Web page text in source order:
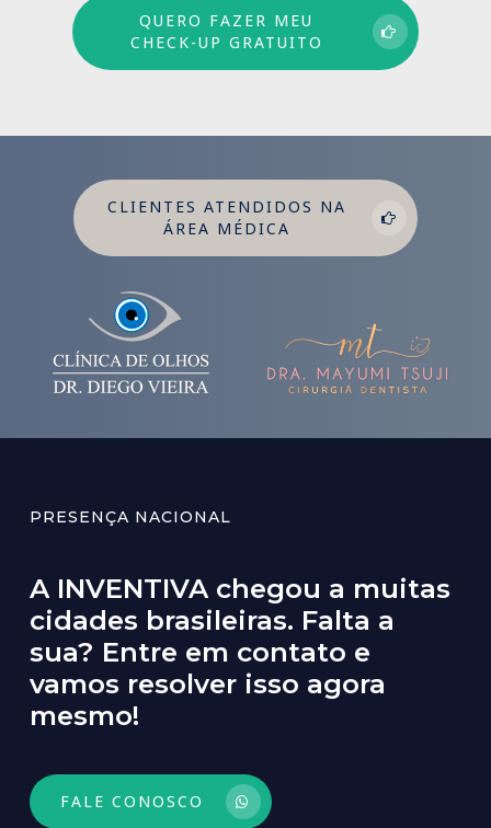
QUERO FAZER MEU
CHECK-UP GRATUITO
CLIENTES ATENDIDOS NA
ÁREA MÉDICA
PRESENÇA NACIONAL
A INVENTIVA chegou a muitas
cidades brasileiras. Falta a
sua? Entre em contato e
vamos resolver isso agora
mesmo!
FALE CONOSCO